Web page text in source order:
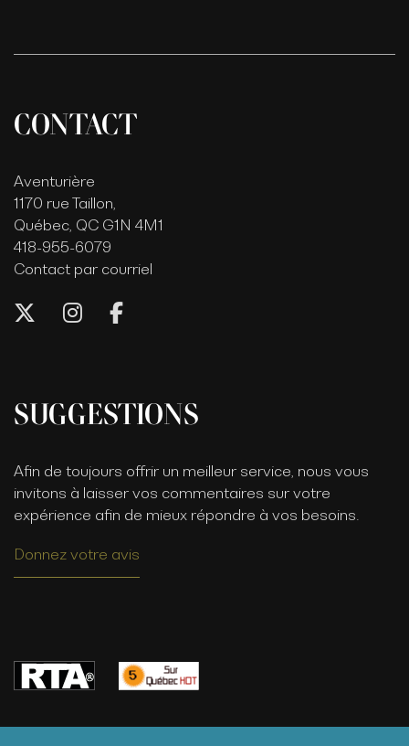
CONTACT
Aventurière
1170 rue Taillon,
Québec, QC G1N 4M1
418-955-6079
Contact par courriel
SUGGESTIONS
Afin de toujours offrir un meilleur service, nous vous
invitons à laisser vos commentaires sur votre
expérience afin de mieux répondre à vos besoins.
Donnez votre avis